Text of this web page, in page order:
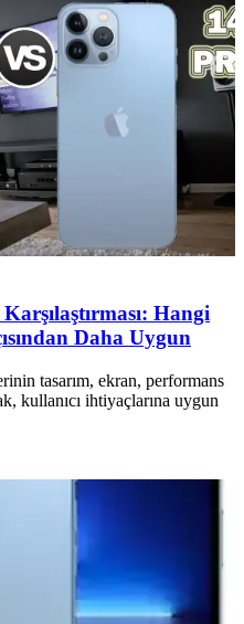
Hangi
Daha Uygun
tasarım, ekran, performans
kullanıcı ihtiyaçlarına uygun